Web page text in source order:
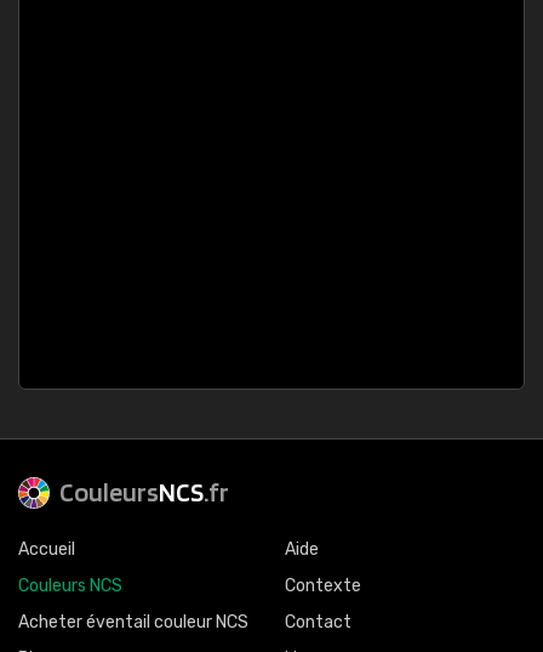
CouleursNCS.fr
Accueil
Couleurs NCS
Acheter éventail couleur NCS
Aide
Contexte
Contact